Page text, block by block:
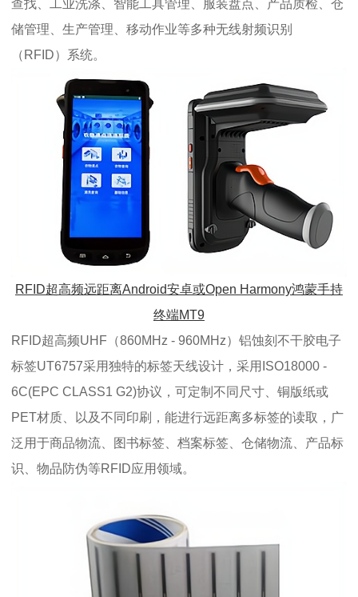
查找、工业洗涤、智能工具管理、服装盘点、产品质检、仓
储管理、生产管理、移动作业等多种无线射频识别
（RFID）系统。
RFID超高频远距离Android安卓或Open Harmony鸿蒙手持
终端MT9
RFID超高频UHF（860MHz - 960MHz）铝蚀刻不干胶电子
标签UT6757采用独特的标签天线设计，采用ISO18000 -
6C(EPC CLASS1 G2)协议，可定制不同尺寸、铜版纸或
PET材质、以及不同印刷，能进行远距离多标签的读取，广
泛用于商品物流、图书标签、档案标签、仓储物流、产品标
识、物品防伪等RFID应用领域。